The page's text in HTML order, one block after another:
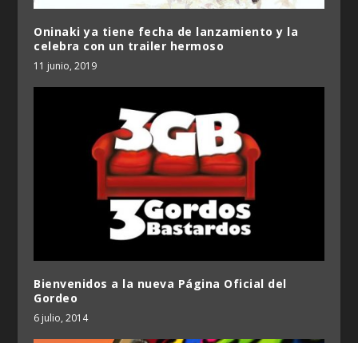
Oninaki ya tiene fecha de lanzamiento y la
celebra con un trailer hermoso
11 junio, 2019
Bienvenidos a la nueva Página Oficial del
Gordeo
6 julio, 2014